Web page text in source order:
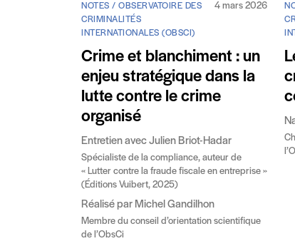
NOTES / OBSERVATOIRE DES
CRIMINALITÉS
INTERNATIONALES (OBSCI)
4 mars 2026
Crime et blanchiment : un
enjeu stratégique dans la
lutte contre le crime
organisé
Entretien avec Julien Briot-Hadar
Spécialiste de la compliance, auteur de
« Lutter contre la fraude fiscale en entreprise »
(Éditions Vuibert, 2025)
Réalisé par Michel Gandilhon
Membre du conseil d’orientation scientifique
de l’ObsCi